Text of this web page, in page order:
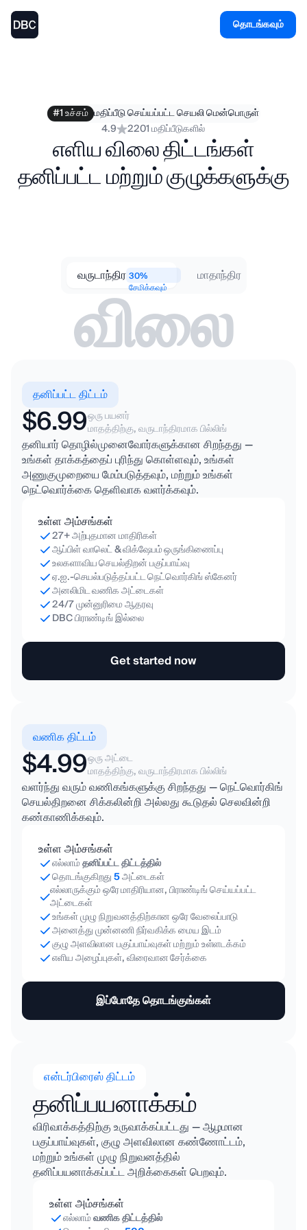
தொடங்கவும்
#1 உச்சம் மதிப்பீடு செய்யப்பட்ட செயலி மென்பொருள்
4.9
2201 மதிப்பீடுகளில்
எளிய விலை திட்டங்கள்
தனிப்பட்ட மற்றும் குழுக்களுக்கு
வருடாந்திர 30%
சேமிக்கவும்
மாதாந்திர
விலை
தனிப்பட்ட திட்டம்
$6.99ஒரு பயனர்
மாதத்திற்கு, வருடாந்திரமாக பில்லிங்
தனியார் தொழில்முனைவோர்களுக்கான சிறந்தது —
உங்கள் தாக்கத்தைப் புரிந்து கொள்ளவும், உங்கள்
அணுகுமுறையை மேம்படுத்தவும், மற்றும் உங்கள்
நெட்வொர்க்கை தெளிவாக வளர்க்கவும்.
உள்ள அம்சங்கள்
27+ அற்புதமான மாதிரிகள்
ஆப்பிள் வாலெட் & விக்ஷேபம் ஒருங்கிணைப்பு
உலகளாவிய செயல்திறன் பகுப்பாய்வு
ஏ.ஐ.-செயல்படுத்தப்பட்ட நெட்வொர்கிங் ஸ்கேனர்
அனலிமிட வணிக அட்டைகள்
24/7 முன்னுரிமை ஆதரவு
DBC பிராண்டிங் இல்லை
Get started now
வணிக திட்டம்
$4.99ஒரு அட்டை
மாதத்திற்கு, வருடாந்திரமாக பில்லிங்
வளர்ந்து வரும் வணிகங்களுக்கு சிறந்தது — நெட்வொர்கிங்
செயல்திறனை சிக்கலின்றி அல்லது கூடுதல் செலவின்றி
கண்காணிக்கவும்.
உள்ள அம்சங்கள்
எல்லாம்தனிப்பட்ட திட்டத்தில்
தொடங்குகிறது5அட்டைகள்
எல்லாருக்கும் ஒரே மாதிரியான, பிராண்டிங் செய்யப்பட்ட
அட்டைகள்
உங்கள் முழு நிறுவனத்திற்கான ஒரே வேலைப்பாடு
அனைத்து முன்னணி நிர்வகிக்க மைய இடம்
குழு அளவிலான பகுப்பாய்வுகள் மற்றும் உள்ளடக்கம்
எளிய அழைப்புகள், விரைவான சேர்க்கை
இப்போதே தொடங்குங்கள்
என்டர்பிரைஸ் திட்டம்
தனிப்பயனாக்கம்
விரிவாக்கத்திற்கு உருவாக்கப்பட்டது — ஆழமான
பகுப்பாய்வுகள், குழு அளவிலான கண்ணோட்டம்,
மற்றும் உங்கள் முழு நிறுவனத்தில்
தனிப்பயனாக்கப்பட்ட அறிக்கைகள் பெறவும்.
உள்ள அம்சங்கள்
எல்லாம்வணிக திட்டத்தில்